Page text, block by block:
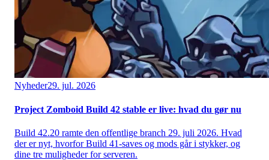
Nyheder29. jul. 2026
Project Zomboid Build 42 stable er live: hvad du gør nu
Build 42.20 ramte den offentlige branch 29. juli 2026. Hvad
der er nyt, hvorfor Build 41-saves og mods går i stykker, og
dine tre muligheder for serveren.